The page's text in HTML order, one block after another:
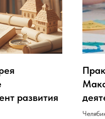
развития